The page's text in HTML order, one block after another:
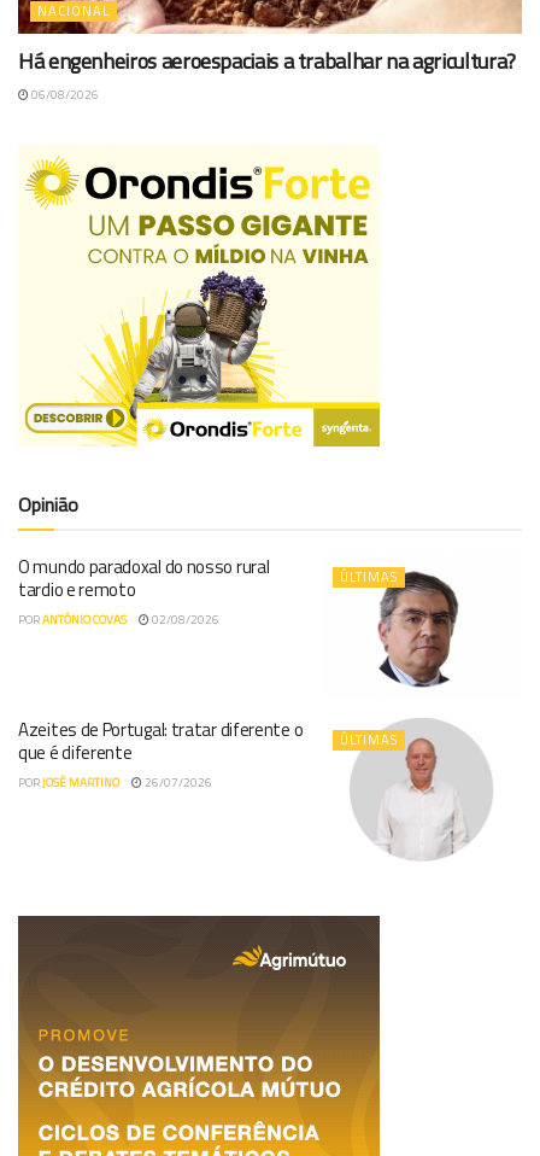
NACIONAL
Há engenheiros aeroespaciais a trabalhar na agricultura?
06/08/2026
Opinião
ÚLTIMAS
O mundo paradoxal do nosso rural
tardio e remoto
PORANTÓNIO COVAS 02/08/2026
ÚLTIMAS
Azeites de Portugal: tratar diferente o
que é diferente
PORJOSÉ MARTINO 26/07/2026